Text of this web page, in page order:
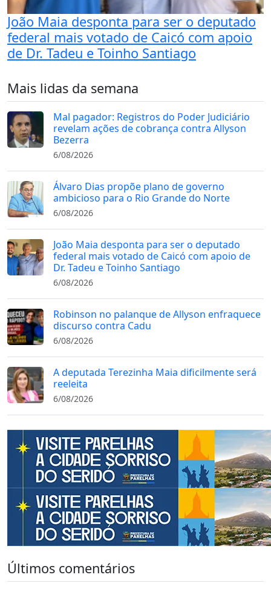
João Maia desponta para ser o deputado
federal mais votado de Caicó com apoio
de Dr. Tadeu e Toinho Santiago
Mais lidas da semana
Mal pagador: Registros do Poder Judiciário
revelam ações de cobrança contra Allyson
Bezerra
6/08/2026
Álvaro Dias propõe plano de governo
ambicioso para o Rio Grande do Norte
6/08/2026
João Maia desponta para ser o deputado
federal mais votado de Caicó com apoio de
Dr. Tadeu e Toinho Santiago
6/08/2026
Robinson no palanque de Allyson enfraquece
discurso contra Cadu
6/08/2026
A deputada Terezinha Maia dificilmente será
reeleita
6/08/2026
Últimos comentários